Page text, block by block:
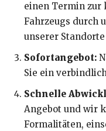
einen Termin zur
Fahrzeugs durch
unserer
Sofortangebot:
Sie ein
Schnelle
Angebot und wir
Formalitäten,